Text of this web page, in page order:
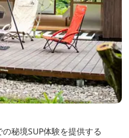
秘境SUP体験を提供する